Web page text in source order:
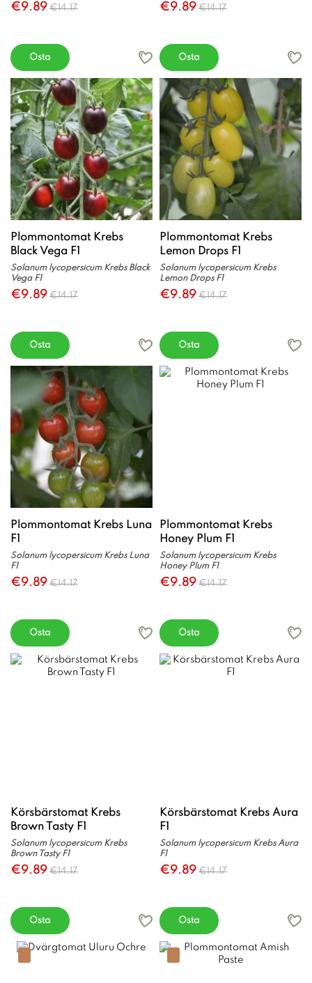
€9.89 €14.17
Osta
€9.89 €14.17
Osta
Plommontomat Krebs
Black Vega F1
Solanum lycopersicum Krebs Black
Vega F1
€9.89 €14.17
Osta
Plommontomat Krebs
Lemon Drops F1
Solanum lycopersicum Krebs
Lemon Drops F1
€9.89 €14.17
Osta
Plommontomat Krebs Luna
F1
Solanum lycopersicum Krebs Luna
F1
€9.89 €14.17
Osta
Plommontomat Krebs
Honey Plum F1
Solanum lycopersicum Krebs
Honey Plum F1
€9.89 €14.17
Osta
Körsbärstomat Krebs
Brown Tasty F1
Solanum lycopersicum Krebs
Brown Tasty F1
€9.89 €14.17
Osta
Körsbärstomat Krebs Aura
F1
Solanum lycopersicum Krebs Aura
F1
€9.89 €14.17
Osta